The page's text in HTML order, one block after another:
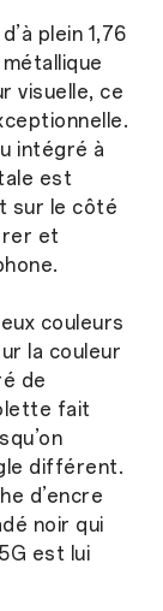
plein 1,76
visuelle, ce
intégré à
est
sur le côté
et
couleurs
la couleur
de
fait
différent.
d’encre
noir qui
est lui